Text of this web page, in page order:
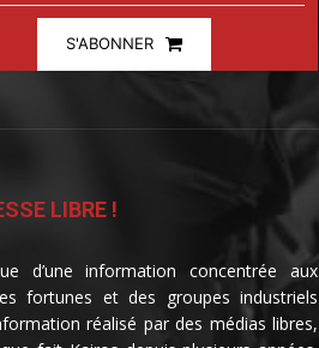
S'ABONNER
LIBRE !
d’une information concentrée aux
fortunes et des groupes industriels
réalisé par des médias libres,